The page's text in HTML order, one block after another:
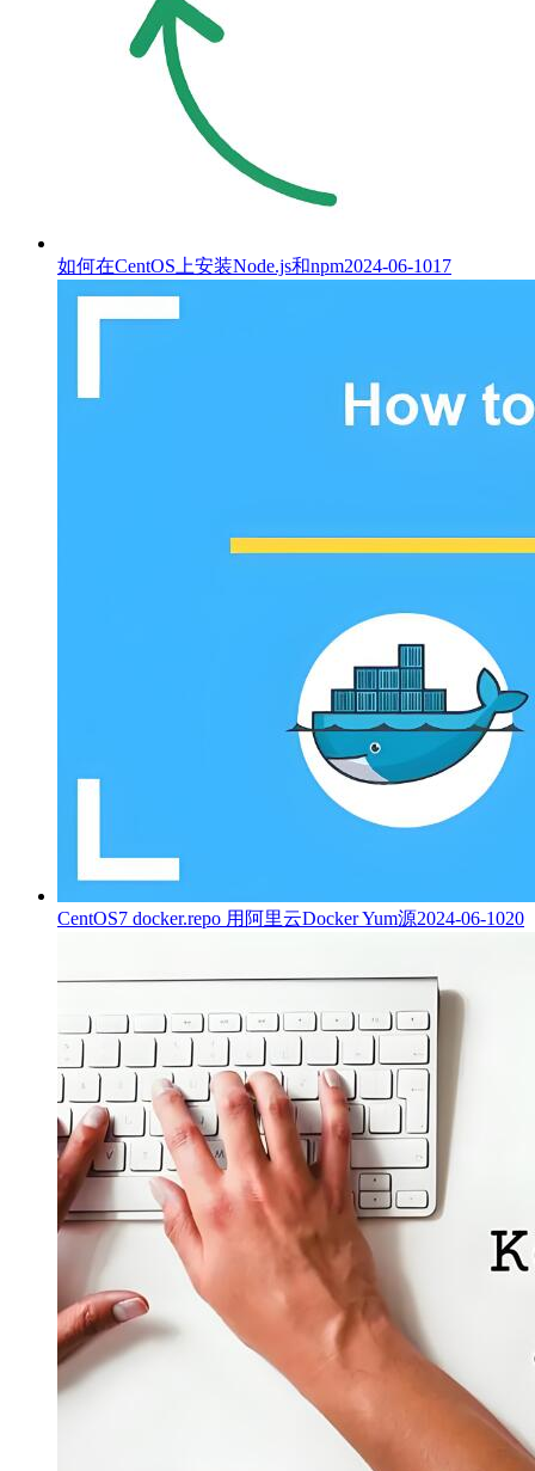
如何在CentOS上安装Node.js和npm2024-06-1017
CentOS7 docker.repo 用阿里云Docker Yum源2024-06-1020